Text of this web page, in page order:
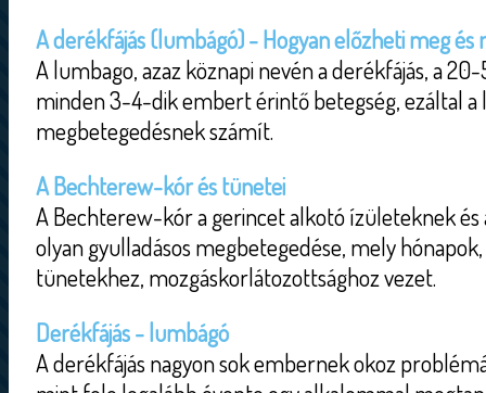
A derékfájás (lumbágó) - Hogyan előzheti meg
A lumbago, azaz köznapi nevén a derékfájás, a
minden 3-4-dik embert érintő betegség, ezáltal a
megbetegedésnek számít.
A Bechterew-kór és tünetei
A Bechterew-kór a gerincet alkotó ízületeknek
olyan gyulladásos megbetegedése, mely
tünetekhez, mozgáskorlátozottsághoz vezet.
Derékfájás - lumbágó
A derékfájás nagyon sok embernek okoz